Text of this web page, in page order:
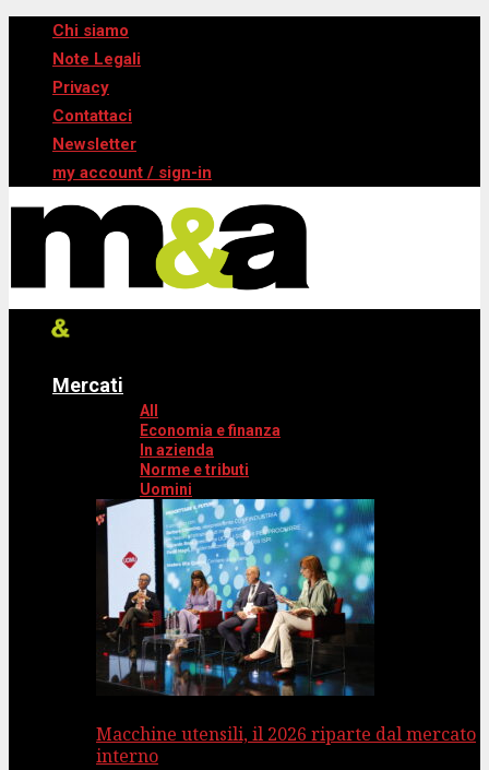
Chi siamo
Note Legali
Privacy
Contattaci
Newsletter
my account / sign-in
Mercati
All
Economia e finanza
In azienda
Norme e tributi
Uomini
Macchine utensili, il 2026 riparte dal mercato
interno